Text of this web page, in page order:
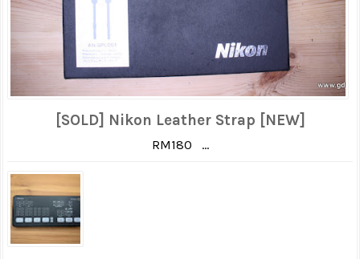
[SOLD] Nikon Leather Strap [NEW]
RM180 ...